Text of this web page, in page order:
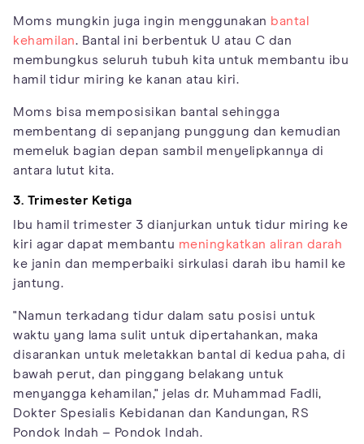
Moms mungkin juga ingin menggunakan bantal
kehamilan. Bantal ini berbentuk U atau C dan
membungkus seluruh tubuh kita untuk membantu ibu
hamil tidur miring ke kanan atau kiri.
Moms bisa memposisikan bantal sehingga
membentang di sepanjang punggung dan kemudian
memeluk bagian depan sambil menyelipkannya di
antara lutut kita.
3. Trimester Ketiga
Ibu hamil trimester 3 dianjurkan untuk tidur miring ke
kiri agar dapat membantu meningkatkan aliran darah
ke janin dan memperbaiki sirkulasi darah ibu hamil ke
jantung.
"Namun terkadang tidur dalam satu posisi untuk
waktu yang lama sulit untuk dipertahankan, maka
disarankan untuk meletakkan bantal di kedua paha, di
bawah perut, dan pinggang belakang untuk
menyangga kehamilan," jelas dr. Muhammad Fadli,
Dokter Spesialis Kebidanan dan Kandungan, RS
Pondok Indah – Pondok Indah.